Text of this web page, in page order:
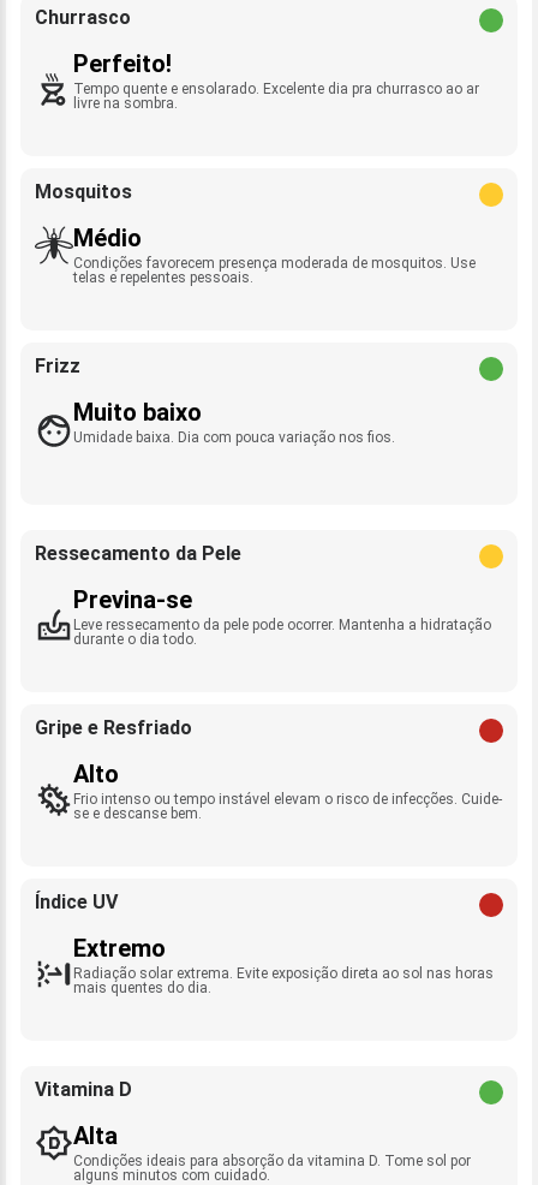
Churrasco
Perfeito!
Tempo quente e ensolarado. Excelente dia pra churrasco ao ar
livre na sombra.
Mosquitos
Médio
Condições favorecem presença moderada de mosquitos. Use
telas e repelentes pessoais.
Frizz
Muito baixo
Umidade baixa. Dia com pouca variação nos fios.
Ressecamento da Pele
Previna-se
Leve ressecamento da pele pode ocorrer. Mantenha a hidratação
durante o dia todo.
Gripe e Resfriado
Alto
Frio intenso ou tempo instável elevam o risco de infecções. Cuide-
se e descanse bem.
Índice UV
Extremo
Radiação solar extrema. Evite exposição direta ao sol nas horas
mais quentes do dia.
Vitamina D
Alta
Condições ideais para absorção da vitamina D. Tome sol por
alguns minutos com cuidado.